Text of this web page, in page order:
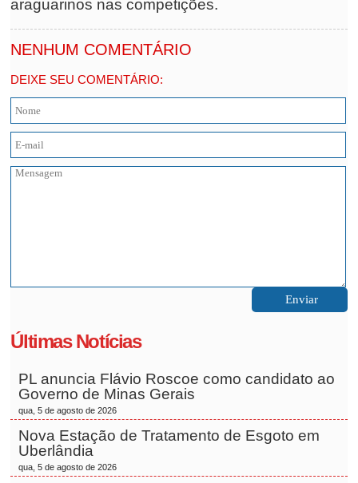
araguarinos nas competições.
NENHUM COMENTÁRIO
DEIXE SEU COMENTÁRIO:
Últimas Notícias
PL anuncia Flávio Roscoe como candidato ao
Governo de Minas Gerais
qua, 5 de agosto de 2026
Nova Estação de Tratamento de Esgoto em
Uberlândia
qua, 5 de agosto de 2026